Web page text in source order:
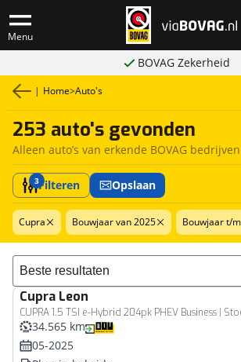
Menu
BOVAG Zekerheid
| Home>Auto's
253 auto's gevonden
Alleen auto’s van erkende BOVAG bedrijven
3Filteren Opslaan
Cupra Bouwjaar van 2025 Bouwjaar t/
Sorteer resultaten
Cupra Leon
34.565 km
05-2025